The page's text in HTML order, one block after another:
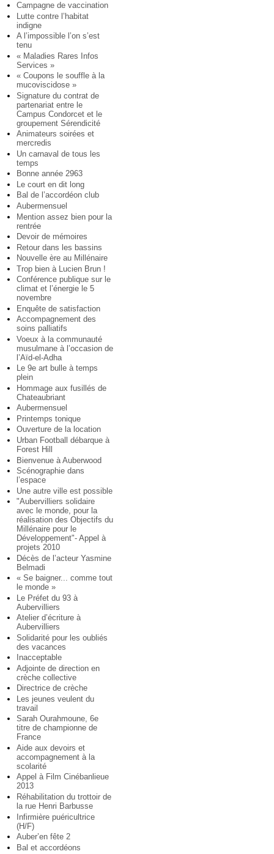
Campagne de vaccination
Lutte contre l’habitat
indigne
A l’impossible l’on s’est
tenu
« Maladies Rares Infos
Services »
« Coupons le souffle à la
mucoviscidose »
Signature du contrat de
partenariat entre le
Campus Condorcet et le
groupement Sérendicité
Animateurs soirées et
mercredis
Un carnaval de tous les
temps
Bonne année 2963
Le court en dit long
Bal de l’accordéon club
Aubermensuel
Mention assez bien pour la
rentrée
Devoir de mémoires
Retour dans les bassins
Nouvelle ère au Millénaire
Trop bien à Lucien Brun !
Conférence publique sur le
climat et l’énergie le 5
novembre
Enquête de satisfaction
Accompagnement des
soins palliatifs
Voeux à la communauté
musulmane à l’occasion de
l’Aïd-el-Adha
Le 9e art bulle à temps
plein
Hommage aux fusillés de
Chateaubriant
Aubermensuel
Printemps tonique
Ouverture de la location
Urban Football débarque à
Forest Hill
Bienvenue à Auberwood
Scénographie dans
l’espace
Une autre ville est possible
"Aubervilliers solidaire
avec le monde, pour la
réalisation des Objectifs du
Millénaire pour le
Développement"- Appel à
projets 2010
Décès de l’acteur Yasmine
Belmadi
« Se baigner... comme tout
le monde »
Le Préfet du 93 à
Aubervilliers
Atelier d’écriture à
Aubervilliers
Solidarité pour les oubliés
des vacances
Inacceptable
Adjointe de direction en
crèche collective
Directrice de crèche
Les jeunes veulent du
travail
Sarah Ourahmoune, 6e
titre de championne de
France
Aide aux devoirs et
accompagnement à la
scolarité
Appel à Film Cinébanlieue
2013
Réhabilitation du trottoir de
la rue Henri Barbusse
Infirmière puéricultrice
(H/F)
Auber’en fête 2
Bal et accordéons